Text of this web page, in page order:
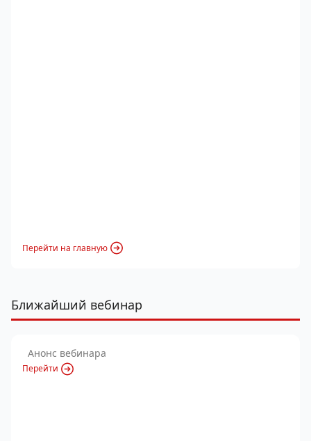
Перейти на главную
Ближайший вебинар
Анонс вебинара
Перейти